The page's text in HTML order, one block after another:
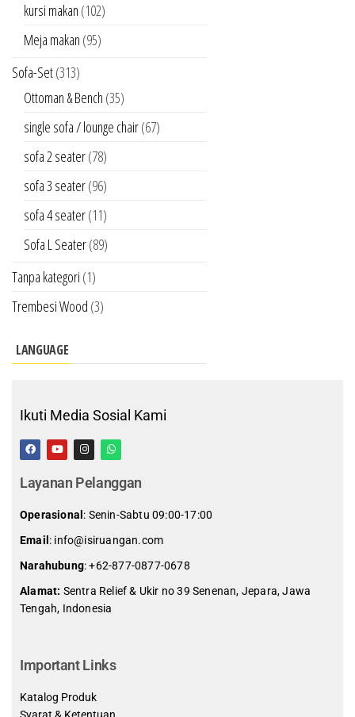
kursi makan (102)
Meja makan (95)
Sofa-Set(313)
Ottoman & Bench (35)
single sofa / lounge chair(67)
sofa 2 seater(78)
sofa 3 seater(96)
sofa 4 seater(11)
Sofa L Seater(89)
Tanpa kategori (1)
Trembesi Wood (3)
LANGUAGE
Ikuti Media Sosial Kami
Layanan Pelanggan
Operasional : Senin-Sabtu 09:00-17:00
Email : info@isiruangan.com
Narahubung:+62-877-0877-0678
Alamat: Sentra Relief & Ukir no 39 Senenan, Jepara, Jawa
Tengah, Indonesia
Important Links
Katalog Produk